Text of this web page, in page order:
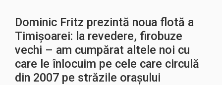
Dominic Fritz prezintă noua flotă a
Timișoarei: la revedere, firobuze
vechi – am cumpărat altele noi cu
care le înlocuim pe cele care circulă
din 2007 pe străzile orașului